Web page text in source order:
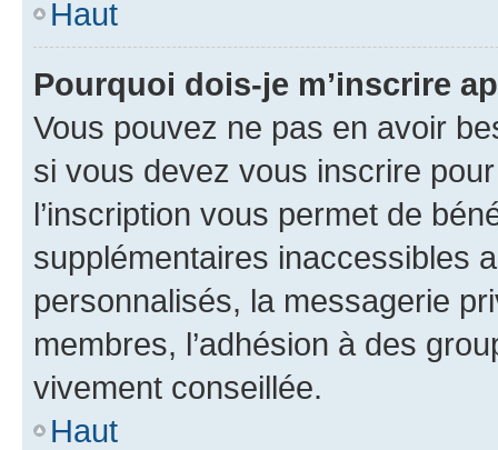
Haut
Pourquoi dois-je m’inscrire
Vous pouvez ne pas en avoir
si vous devez vous inscrire
l’inscription vous permet de
supplémentaires inaccessibles
personnalisés, la messagerie
membres, l’adhésion à des
vivement conseillée.
Haut